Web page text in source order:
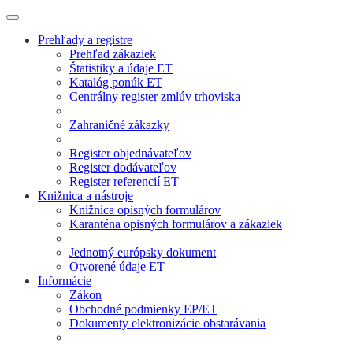
Prehľady a registre
Prehľad zákaziek
Štatistiky a údaje ET
Katalóg ponúk ET
Centrálny register zmlúv trhoviska
Zahraničné zákazky
Register objednávateľov
Register dodávateľov
Register referencií ET
Knižnica a nástroje
Knižnica opisných formulárov
Karanténa opisných formulárov a zákaziek
Jednotný európsky dokument
Otvorené údaje ET
Informácie
Zákon
Obchodné podmienky EP/ET
Dokumenty elektronizácie obstarávania